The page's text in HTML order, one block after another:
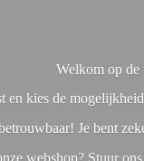
Welkom op de
en kies de
Je bent
webshop? Stuur